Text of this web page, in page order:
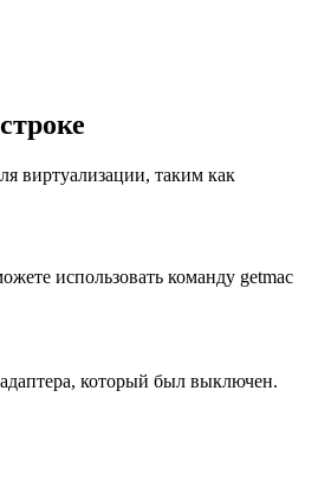
виртуализации, таким как
использовать команду getmac
который был выключен.